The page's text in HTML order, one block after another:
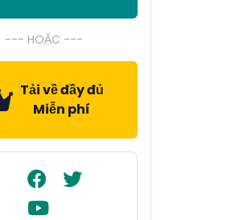
--- HOẶC ---
Tải về đầy đủ
Miễn phí